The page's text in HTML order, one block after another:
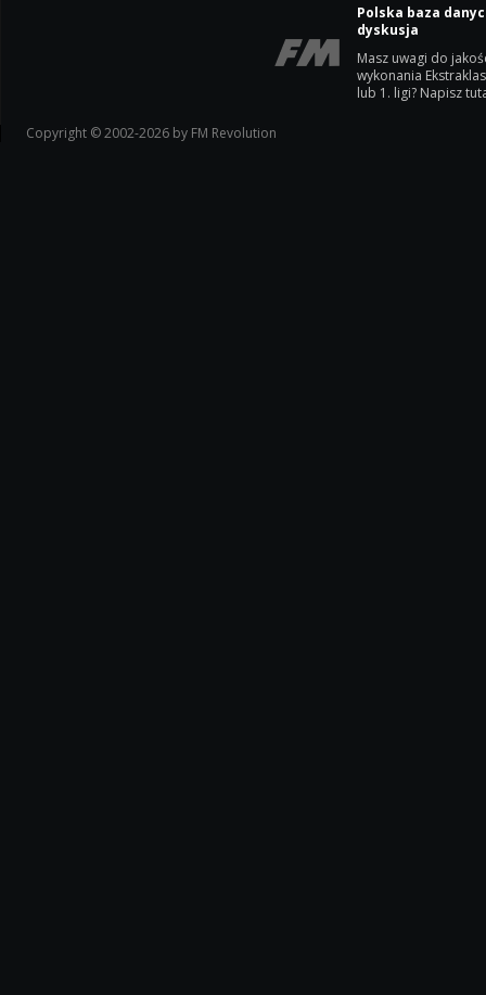
Polska baza
dyskusja
Masz uwagi do
wykonania
lub 1. ligi? Napisz
Copyright © 2002-2026 by FM Revolution